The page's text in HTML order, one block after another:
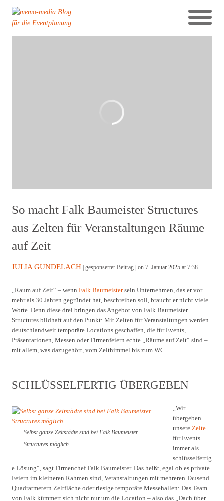
So macht Falk Baumeister Structures
aus Zelten für Veranstaltungen Räume
auf Zeit
JULIA GUNDELACH | gesponserter Beitrag | on 7. Januar 2025 at 7:38
„Raum auf Zeit“ – wenn Falk Baumeistersein Unternehmen, das er vor
mehr als 30 Jahren gegründet hat, beschreiben soll, braucht er nicht viele
Worte. Denn diese drei bringen das Angebot von Falk Baumeister
Structures bildhaft auf den Punkt: Mit Zelten für Veranstaltungen werden
deutschlandweit temporäre Locations geschaffen, die für Events,
Präsentationen, Messen oder Firmenfeiern echte „Räume auf Zeit“ sind –
mit allem, was dazugehört, vom Zelthimmel bis zum WC.
SCHLÜSSELFERTIG ÜBERGEBEN
Selbst ganze Zeltstädte sind bei Falk Baumeister
Structures möglich.
„Wir
übergeben
unsere Zelte
für Events
immer als
schlüsselfertig
e Lösung“, sagt Firmenchef Falk Baumeister. Das heißt, egal ob es private
Feiern im kleineren Rahmen sind, Veranstaltungen mit mehreren Tausend
Quadratmetern Zeltfläche oder riesige temporäre Messehallen: Das Team
von Falk kümmert sich nicht nur um die Location – also das „Dach über